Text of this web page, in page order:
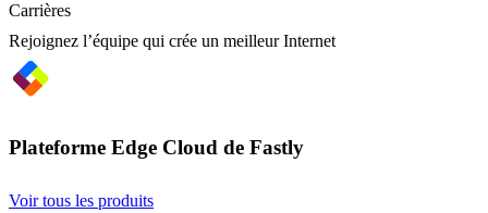
Carrières
Rejoignez l’équipe qui crée un meilleur Internet
Plateforme Edge Cloud de Fastly
Voir tous les produits